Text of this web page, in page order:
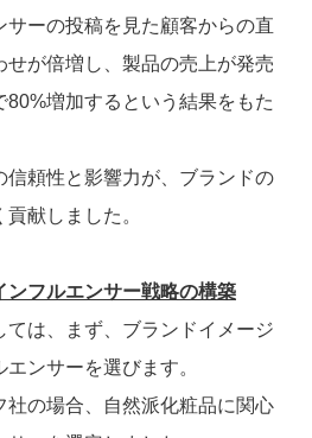
サーの投稿を見た顧客からの直
せが倍増し、製品の売上が発売
80%増加するという結果をもた
信頼性と影響力が、ブランドの
献しました。
ンフルエンサー戦略の構築
ては、まず、ブランドイメージ
ンサーを選びます。
社の場合、自然派化粧品に関心